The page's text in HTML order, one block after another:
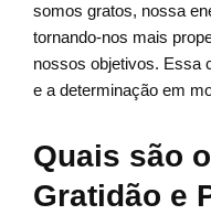
somos gratos, nossa
tornando-nos mais
nossos objetivos. Essa
e a determinação em
Quais são
Gratidão e